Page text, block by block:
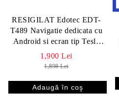
RESIGILAT Edotec EDT-
T489 Navigatie dedicata cu
Android si ecran tip Tesla
VW Tiguan 2014-
1,900 Lei
1,898 Lei